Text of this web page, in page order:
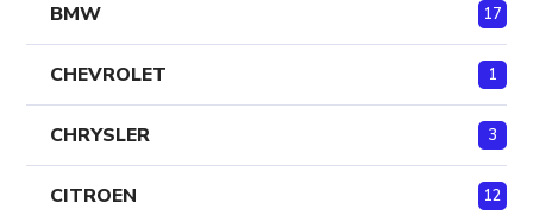
BMW 17
CHEVROLET 1
CHRYSLER 3
CITROEN 12